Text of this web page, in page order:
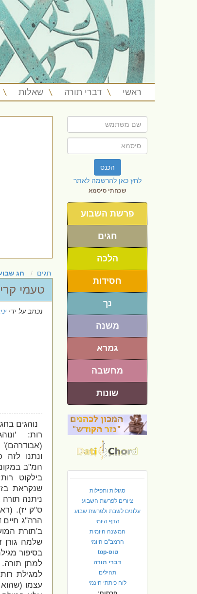
ראשי דברי תורה שאלות
הכנס
לחץ כאן להרשמה לאתר
שכחתי סיסמא
פרשת השבוע
חגים
הלכה
חסידות
נך
משנה
גמרא
מחשבה
שונות
סגולות ותפילות
ציורים לפרשת השבוע
עלונים לשבת ולפרשת שבוע
הדף היומי
המשנה היומית
הרמב"ם היומי
טופ-top
דברי תורה
תהילים
לוח כיתתי חינמי
חגים חג
טעמי
נכתב על ידי
נוהגים
רות: '
ונתנו
המ"ב
בילקוט
שנקראת
ניתנה תורה
ס"ק יז).
הרה"ג חיים
ב'תורת
שלמה גורן
בסיפור
למתן
למגילת
עצמו